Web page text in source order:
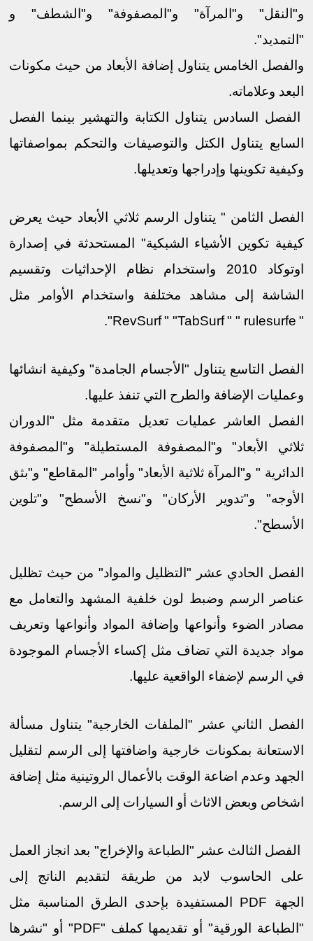
و"النقل" و"المرآة" و"المصفوفة" و"الشطف" و
"التمديد".
والفصل الخامس يتناول إضافة اﻷبعاد من حيث مكونات
البعد وعلاماته.
الفصل السادس يتناول الكتابة والتهشير بينما الفصل
السابع يتناول الكتل والتوصيفات والتحكم بمواصفاتها
وكيفية تكوينها وإدراجها وتعديلها.
الفصل الثامن " يتناول الرسم ثلاثي اﻷبعاد حيث يعرض
كيفية تكوين اﻷشياء الشبكية" المستحدثة في إصدارة
اوتوكاد 2010 واستخدام نظام اﻹحداثيات وتقسيم
الشاشة إلى مشاهد مختلفة واستخدام اﻷوامر مثل
"
rulesurfe
" "
TabSurf
" "
RevSurf
".
الفصل التاسع يتناول "اﻷجسام الجامدة" وكيفية انشائها
وعمليات اﻹضافة والطرح التي تنفذ عليها.
الفصل العاشر عمليات تعديل متقدمة مثل "الدوران
ثلاثي اﻷبعاد" و"المصفوفة المستطيلة" و"المصفوفة
الدائرية " و"المرآة ثلاثية اﻷبعاد" وأوامر "المقاطع" و"بثق
اﻷوجه" و"تدوير اﻷركان" و"نسخ اﻷسطح" و"تلوين
اﻷسطح".
الفصل الحادي عشر "التظليل والمواد" من حيث تظليل
عناصر الرسم وضبط لون خلفية المشهد والتعامل مع
مصادر الضوء وأنواعها وإضافة المواد وأنواعها وتعريف
مواد جديدة التي تضاف مثل إكساء الأجسام الموجودة
في الرسم ﻹضفاء الواقعية عليها.
الفصل الثاني عشر "الملفات الخارجية" يتناول مسألة
اﻻستعانة بمكونات خارجية واضافتها إلى الرسم لتقليل
الجهد وعدم اضاعة الوقت باﻷعمال الروتينية مثل إضافة
اشخاص وبعض اﻻثاث أو السيارات إلى الرسم.
الفصل الثالث عشر "الطباعة واﻹخراج" بعد انجاز العمل
على الحاسوب ﻻبد من طريقة لتقديم الناتج إلى
الجهة PDF المستفيدة بإحدى الطرق المناسبة مثل
"الطباعة الورقية" أو تقديمها كملف "PDF" أو "نشرها